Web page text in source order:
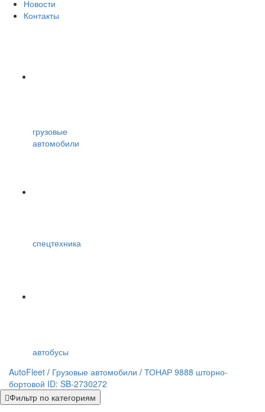
Новости
Контакты
грузовые
автомобили
спецтехника
автобусы
AutoFleet / Грузовые автомобили / ТОНАР 9888 шторно-
бортовой ID: SB-2730272
Фильтр по категориям